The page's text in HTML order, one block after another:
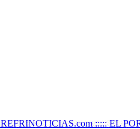
REFRINOTICIAS.com ::::: EL